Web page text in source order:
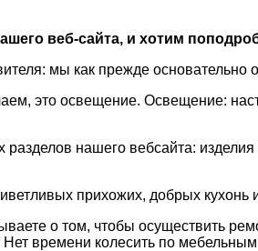
веб-сайта, и хотим
мы как прежде
это освещение. Освещение:
нашего вебсайта:
прихожих, добрых кухонь
о том, чтобы осуществить
времени колесить по